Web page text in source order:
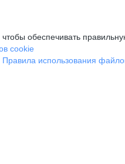
обеспечивать
cookie
Правила использования